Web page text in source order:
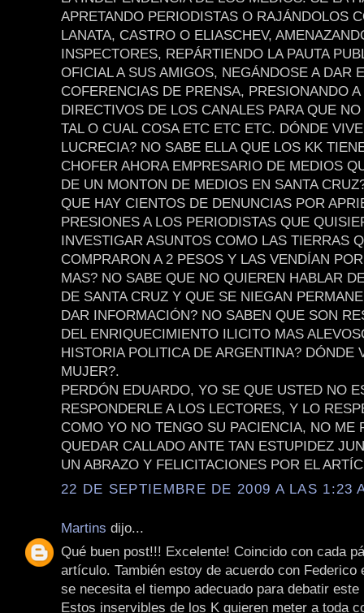
APRETANDO PERIODISTAS O RAJÁNDOLOS
LANATA, CASTRO O ELIASCHEV,
INSPECTORES, REPÁRTIENDO LA PAUTA
OFICIAL A SUS AMIGOS, NEGÁNDOSE A DAR
COFERENCIAS DE PRENSA, PRESIONANDO A
DIRECTIVOS DE LOS CANALES PARA QUE
TAL O CUAL COSA ETC ETC ETC. DÓNDE
LUCRECIA? NO SABE ELLA QUE LOS KK
CHOFER AHORA EMPRESARIO DE MEDIOS
DE UN MONTON DE MEDIOS EN SANTA
QUE HAY CIENTOS DE DENUNCIAS POR
PRESIONES A LOS PERIODISTAS QUE
INVESTIGAR ASUNTOS COMO LAS TIERRAS
COMPRARON A 2 PESOS Y LAS VENDÍAN
MAS? NO SABE QUE NO QUIEREN HABLAR
DE SANTA CRUZ Y QUE SE NIEGAN
DAR INFORMACIÓN? NO SABEN QUE SON
DEL ENRIQUECIMIENTO ILICITO MAS
HISTORIA POLITICA DE ARGENTINA? DÓNDE
MUJER?.
PERDÓN EDUARDO, YO SE QUE USTED NO
RESPONDERLE A LOS LECTORES, Y LO
COMO YO NO TENGO SU PACIENCIA, NO ME
QUEDAR CALLADO ANTE TAN ESTUPIDEZ
UN ABRAZO Y FELICITACIONES POR EL
22 DE SEPTIEMBRE DE 2009 A LAS 1:23
Martins dijo...
Qué buen post!!! Excelente! Coincido con cada
artículo. También estoy de acuerdo con Federico
se necesita el tiempo adecuado para debatir este
Estos inservibles de los K quieren meter a toda